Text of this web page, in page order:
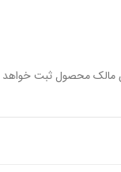
مالک محصول ثبت